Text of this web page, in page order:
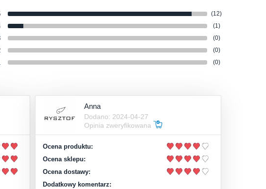
(12)
(1)
(0)
(0)
(0)
Anna
Dodano: 2024-04-27
Opinia zweryfikowana
Ocena produktu:
Ocena sklepu:
Ocena dostawy:
Dodatkowy komentarz: